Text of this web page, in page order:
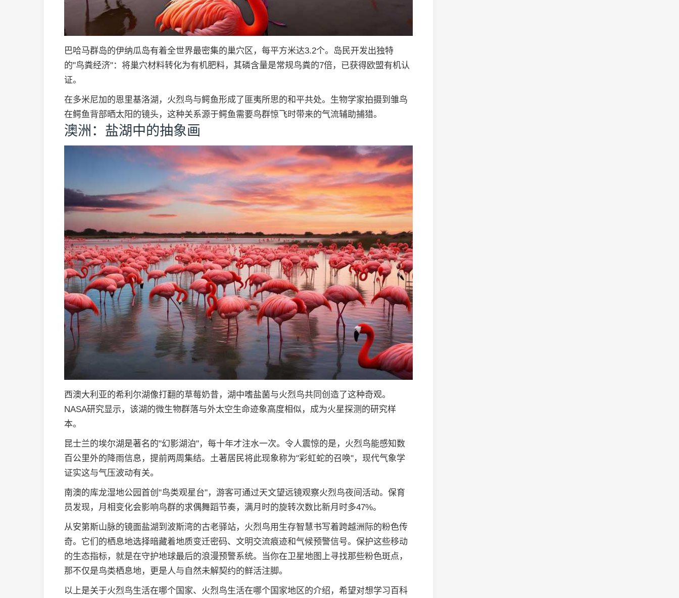
巴哈马群岛的伊纳瓜岛有着全世界最密集的巢穴区，每平方米达3.2个。岛民开发出独特
的"鸟粪经济"：将巢穴材料转化为有机肥料，其磷含量是常规鸟粪的7倍，已获得欧盟有机认
证。
在多米尼加的恩里基洛湖，火烈鸟与鳄鱼形成了匪夷所思的和平共处。生物学家拍摄到雏鸟
在鳄鱼背部晒太阳的镜头，这种关系源于鳄鱼需要鸟群惊飞时带来的气流辅助捕猎。
澳洲：盐湖中的抽象画
西澳大利亚的希利尔湖像打翻的草莓奶昔，湖中嗜盐菌与火烈鸟共同创造了这种奇观。
NASA研究显示，该湖的微生物群落与外太空生命迹象高度相似，成为火星探测的研究样
本。
昆士兰的埃尔湖是著名的"幻影湖泊"，每十年才注水一次。令人震惊的是，火烈鸟能感知数
百公里外的降雨信息，提前两周集结。土著居民将此现象称为"彩虹蛇的召唤"，现代气象学
证实这与气压波动有关。
南澳的库龙湿地公园首创"鸟类观星台"，游客可通过天文望远镜观察火烈鸟夜间活动。保育
员发现，月相变化会影响鸟群的求偶舞蹈节奏，满月时的旋转次数比新月时多47%。
从安第斯山脉的镜面盐湖到波斯湾的古老驿站，火烈鸟用生存智慧书写着跨越洲际的粉色传
奇。它们的栖息地选择暗藏着地质变迁密码、文明交流痕迹和气候预警信号。保护这些移动
的生态指标，就是在守护地球最后的浪漫预警系统。当你在卫星地图上寻找那些粉色斑点，
那不仅是鸟类栖息地，更是人与自然未解契约的鲜活注脚。
以上是关于火烈鸟生活在哪个国家、火烈鸟生活在哪个国家地区的介绍，希望对想学习百科